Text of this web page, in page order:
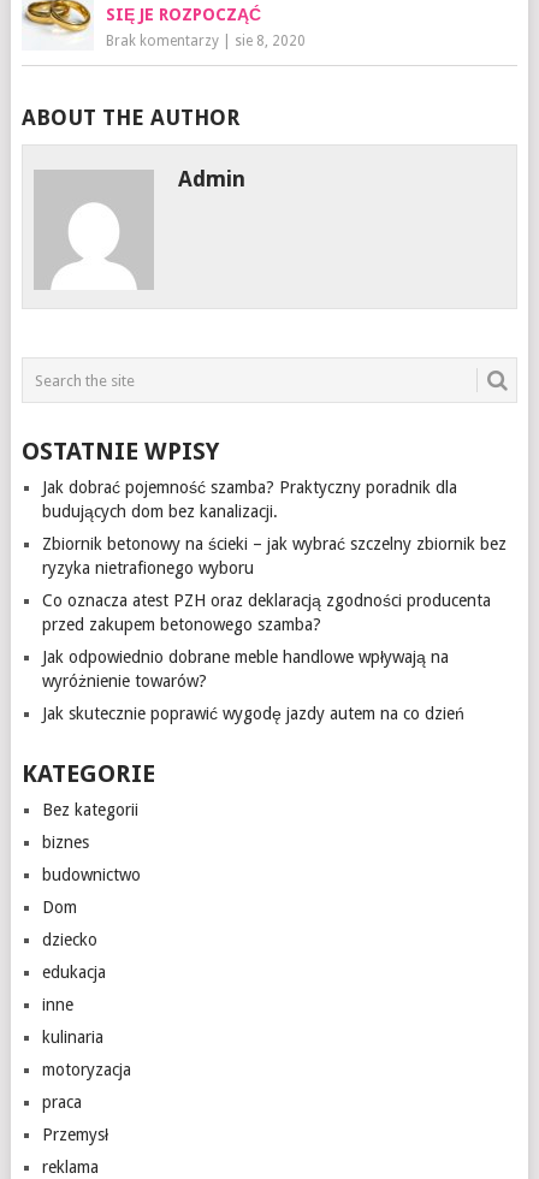
SIĘ JE ROZPOCZĄĆ
Brak komentarzy| sie 8, 2020
ABOUT THE AUTHOR
Admin
OSTATNIE WPISY
Jak dobrać pojemność szamba? Praktyczny poradnik dla
budujących dom bez kanalizacji.
Zbiornik betonowy na ścieki – jak wybrać szczelny zbiornik bez
ryzyka nietrafionego wyboru
Co oznacza atest PZH oraz deklaracją zgodności producenta
przed zakupem betonowego szamba?
Jak odpowiednio dobrane meble handlowe wpływają na
wyróżnienie towarów?
Jak skutecznie poprawić wygodę jazdy autem na co dzień
KATEGORIE
Bez kategorii
biznes
budownictwo
Dom
dziecko
edukacja
inne
kulinaria
motoryzacja
praca
Przemysł
reklama